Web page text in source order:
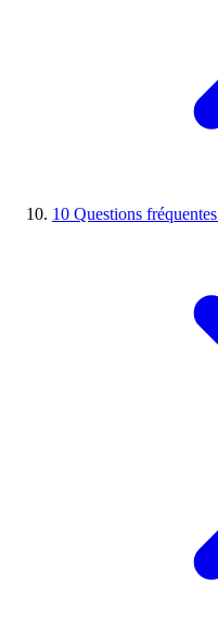
10 Questions fréquentes